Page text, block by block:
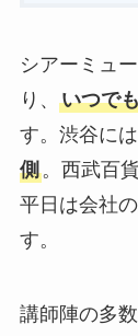
シアーミュ
り、 いつで
す。渋谷に
側。西武百
平日は会社
す。
講師陣の多